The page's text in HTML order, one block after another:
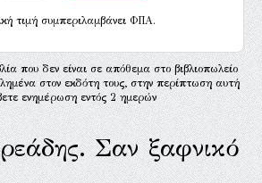
τιμή συμπεριλαμβάνει ΦΠΑ.
που δεν είναι σε απόθεμα στο βιβλιοπωλείο
στον εκδότη τους, στην περίπτωση αυτή
ενημέρωση εντός 2 ημερών
Σαν ξαφνικό